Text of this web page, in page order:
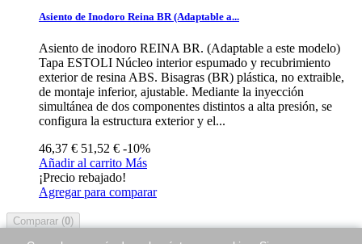
Asiento de Inodoro Reina BR (Adaptable a...
Asiento de inodoro REINA BR. (Adaptable a este modelo)
Tapa ESTOLI Núcleo interior espumado y recubrimiento
exterior de resina ABS. Bisagras (BR) plástica, no extraible,
de montaje inferior, ajustable. Mediante la inyección
simultánea de dos componentes distintos a alta presión, se
configura la estructura exterior y el...
46,37 € 51,52 € -10%
Añadir al carrito Más
¡Precio rebajado!
Agregar para comparar
Comparar (0)